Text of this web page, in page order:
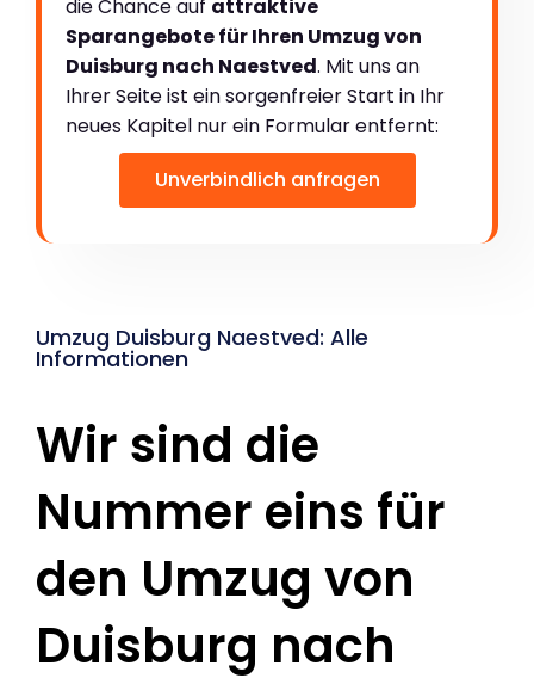
die Chance auf attraktive
Sparangebote für Ihren Umzug von
Duisburg nach Naestved. Mit uns an
Ihrer Seite ist ein sorgenfreier Start in Ihr
neues Kapitel nur ein Formular entfernt:
Unverbindlich anfragen
Umzug Duisburg Naestved: Alle
Informationen
Wir sind die
Nummer eins für
den Umzug von
Duisburg nach